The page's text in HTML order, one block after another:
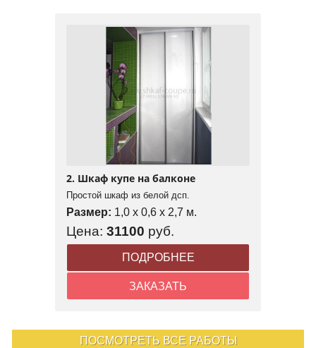
2. Шкаф купе на балконе
Простой шкаф из белой дсп.
Размер: 1,0 x 0,6 x 2,7 м.
Цена: 31100 руб.
ПОДРОБНЕЕ
ЗАКАЗАТЬ
ПОСМОТРЕТЬ ВСЕ РАБОТЫ